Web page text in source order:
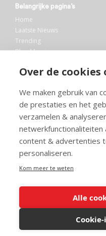
Over de cookies
We maken gebruik van
de prestaties en het
verzamelen &
netwerkfunctionaliteiten
content & advertenties
personaliseren.
Kom meer te weten
Alle
Belangrijke pagina’s
Home
Laatste Nieuws
Trending
Blog Maurice
Bibliotheek
Info en service
FAQ
Doneren
Privacy
Voorwaarden
Meedoen
© 2026 Maurice.nl - Alle
copyright. Voor meer info, mail